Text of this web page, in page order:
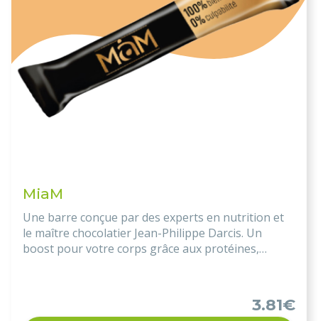
MiaM
Une barre conçue par des experts en nutrition et
le maître chocolatier Jean-Philippe Darcis. Un
boost pour votre corps grâce aux protéines,
3.81€